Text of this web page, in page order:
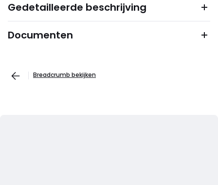
Gedetailleerde beschrijving
Documenten
Breadcrumb bekijken